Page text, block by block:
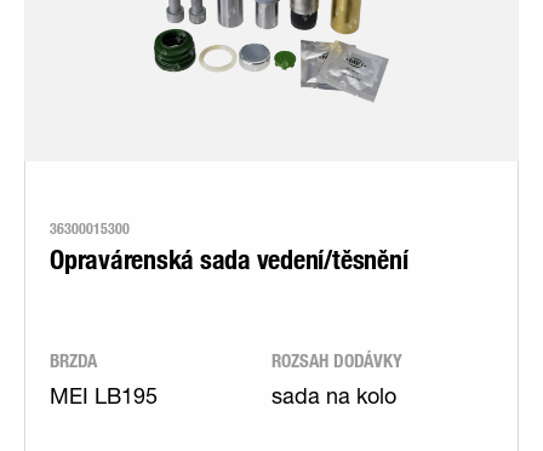
36300015300
Opravárenská sada vedení/těsnění
BRZDA
MEI LB195
ROZSAH DODÁVKY
sada na kolo